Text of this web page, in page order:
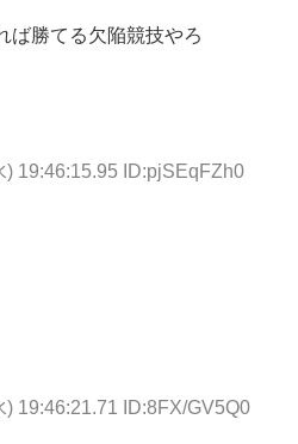
ば勝てる欠陥競技やろ
) 19:46:15.95 ID:pjSEqFZh0
) 19:46:21.71 ID:8FX/GV5Q0